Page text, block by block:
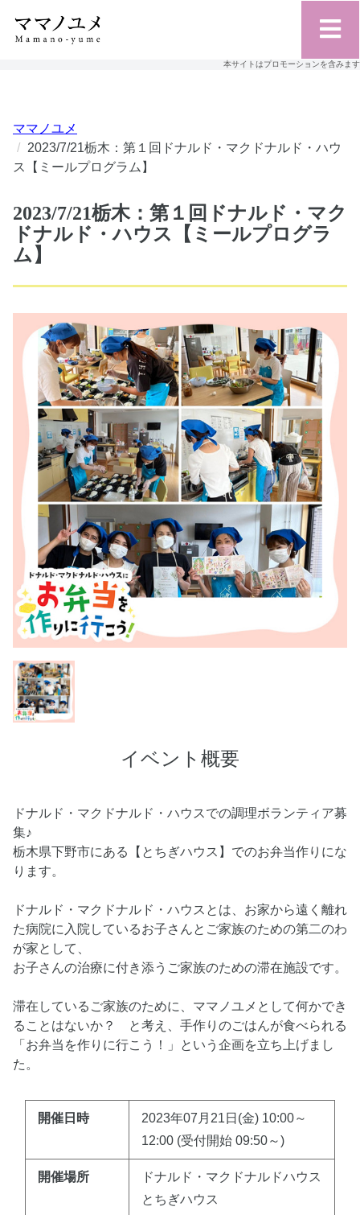
本サイトはプロモーションを含みます
ママノユメ
2023/7/21栃木：第１回ドナルド・マクドナルド・ハウ
ス【ミールプログラム】
2023/7/21栃木：第１回ドナルド・マク
ドナルド・ハウス【ミールプログラ
ム】
イベント概要
ドナルド・マクドナルド・ハウスでの調理ボランティア募
集♪
栃木県下野市にある【とちぎハウス】でのお弁当作りにな
ります。
ドナルド・マクドナルド・ハウスとは、お家から遠く離れ
た病院に入院しているお子さんとご家族のための第二のわ
が家として、
お子さんの治療に付き添うご家族のための滞在施設です。
滞在しているご家族のために、ママノユメとして何かでき
ることはないか？ と考え、手作りのごはんが食べられる
「お弁当を作りに行こう！」という企画を立ち上げまし
た。
開催日時
2023年07月21日(金) 10:00～
12:00 (受付開始 09:50～)
開催場所
ドナルド・マクドナルドハウス
とちぎハウス